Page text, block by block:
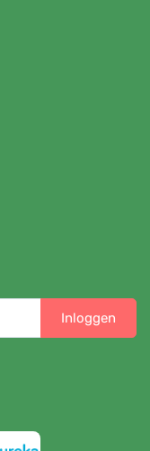
Inloggen